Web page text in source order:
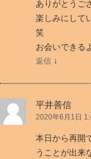
ありがとうご
楽しみにして
笑
お会いできる
返信 ↓
平井善信
2020年6月1日
本日から再開
うことが出来